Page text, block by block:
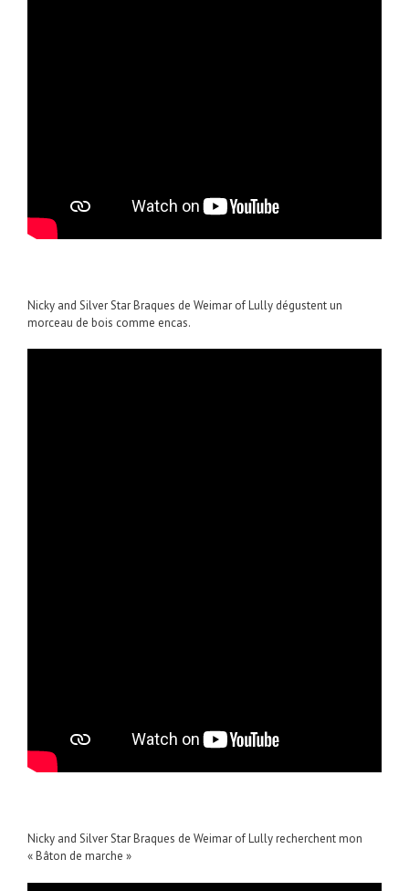
Nicky and Silver Star Braques de Weimar of Lully dégustent un
morceau de bois comme encas.
Nicky and Silver Star Braques de Weimar of Lully recherchent mon
« Bâton de marche »